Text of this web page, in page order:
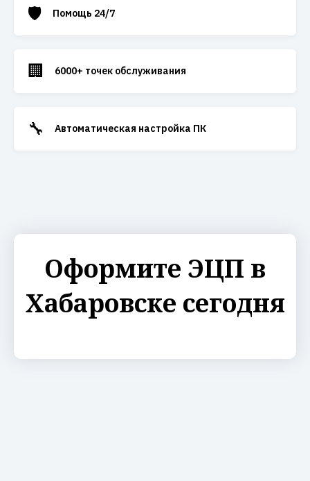
🛡️ Помощь 24/7
🏢 6000+ точек обслуживания
🔧 Автоматическая настройка ПК
Оформите ЭЦП в
Хабаровске сегодня